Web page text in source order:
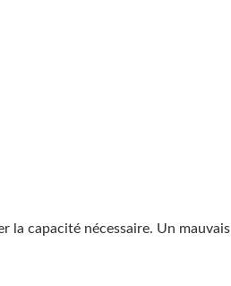
la capacité nécessaire. Un mauvais